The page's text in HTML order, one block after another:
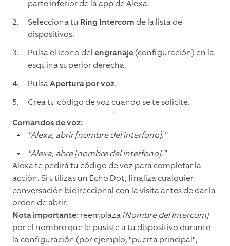
parte inferior de la app de Alexa.
Selecciona tu Ring Intercomde la lista de
dispositivos.
Pulsa el icono delengranaje(configuración) en la
esquina superior derecha.
PulsaApertura por voz.
Crea tu código de voz cuando se te solicite.
Comandos de voz:
"Alexa, abrir [nombre del interfono]."
"Alexa, abre [nombre del interfono]."
Alexa te pedirá tu código de voz para completar la
acción. Si utilizas un Echo Dot, finaliza cualquier
conversación bidireccional con la visita antes de dar la
orden de abrir.
Nota importante:reemplaza[Nombre del Intercom]
por el nombre que le pusiste a tu dispositivo durante
la configuración (por ejemplo, "puerta principal",